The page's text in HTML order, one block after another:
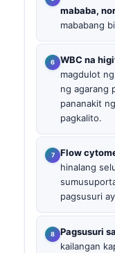
mababa,
mababang
WBC na
magdulot
ng agarang
pananakit
pagkalito.
Flow
hinalang
pagsusuri
Pagsusuri
kailangan